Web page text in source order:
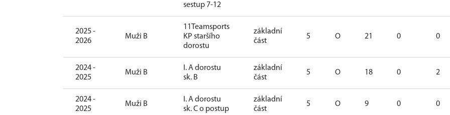
sestup 7-12
2025 -
2026
Muži B
11Teamsports
KP staršího
dorostu
základní
část
5 O 21 0 0
2024 -
2025
Muži B
I. A dorostu
sk. B
základní
část
5 O 18 0 2
2024 -
2025
Muži B
I. A dorostu
sk. C o postup
základní
část
5 O 9 0 0